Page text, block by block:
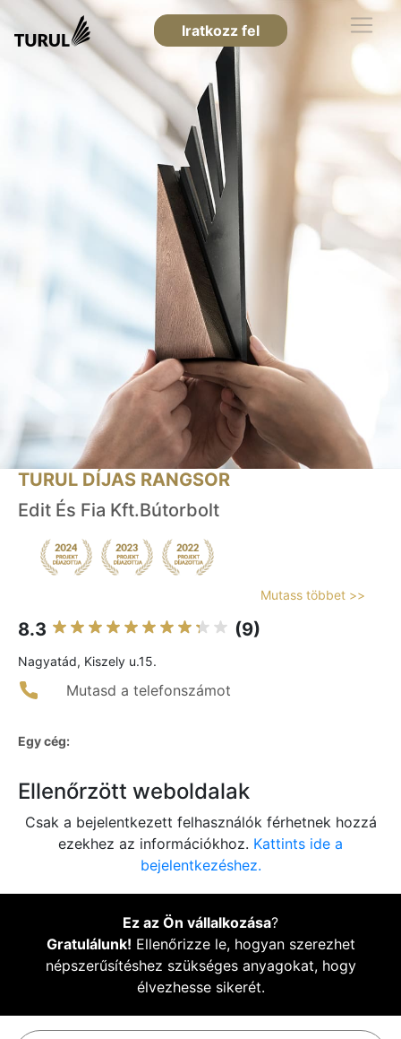
Iratkozz fel
TURUL DÍJAS RANGSOR
Edit És Fia Kft.Bútorbolt
Mutass többet >>
8.3 (9)
Nagyatád, Kiszely u.15.
Mutasd a telefonszámot
Egy cég:
Ellenőrzött weboldalak
Csak a bejelentkezett felhasználók férhetnek hozzá
ezekhez az információkhoz. Kattints ide a
bejelentkezéshez.
Ez az Ön vállalkozása?
Gratulálunk! Ellenőrizze le, hogyan szerezhet
népszerűsítéshez szükséges anyagokat, hogy
élvezhesse sikerét.